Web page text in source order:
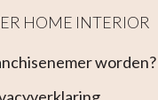
HOME INTERIOR
worden?